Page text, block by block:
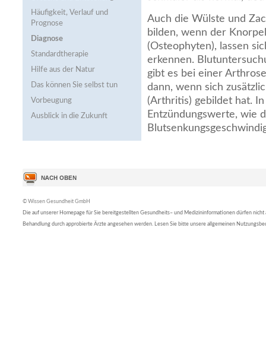
Häufigkeit, Verlauf und
Prognose
Diagnose
Standardtherapie
Hilfe aus der Natur
Das können Sie selbst tun
Vorbeugung
Ausblick in die Zukunft
Auch die Wülste und
bilden, wenn der
(Osteophyten), lassen
erkennen.
gibt es bei einer
dann, wenn sich
(Arthritis) gebildet hat.
Entzündungswerte, wie
© Wissen Gesundheit GmbH
Die auf unserer Homepage für Sie bereitgestellten Gesundheits– und Medizininformationen dürfen nicht
Behandlung durch approbierte Ärzte angesehen werden. Lesen Sie bitte unsere allgemeinen